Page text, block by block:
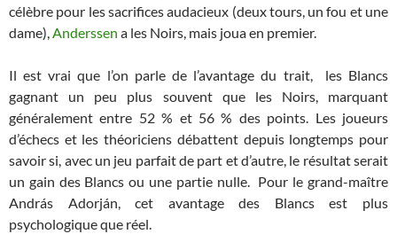
célèbre pour les sacrifices audacieux (deux tours, un fou et une
dame),Anderssen a les Noirs, mais joua en premier.
Il est vrai que l’on parle de l’avantage du trait, les Blancs
gagnant un peu plus souvent que les Noirs, marquant
généralement entre 52 % et 56 % des points. Les joueurs
d’échecs et les théoriciens débattent depuis longtemps pour
savoir si, avec un jeu parfait de part et d’autre, le résultat serait
un gain des Blancs ou une partie nulle. Pour le grand-maître
András Adorján, cet avantage des Blancs est plus
psychologique que réel.